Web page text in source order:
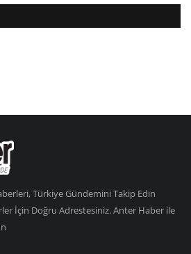
Türkiye Gündemini Takip Edin
İçin Doğru Adrestesiniz. Anter Haber ile